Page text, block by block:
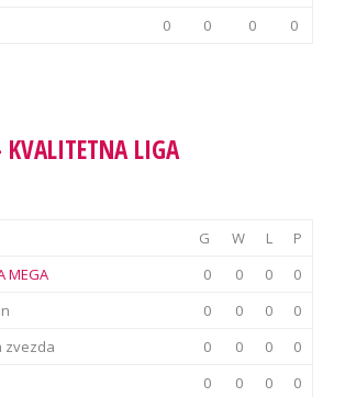
0 0 0 0
LIGA
G W L
P
MEGA 0 0 0
0
0 0 0
0
zvezda 0 0 0
0
0 0 0
0